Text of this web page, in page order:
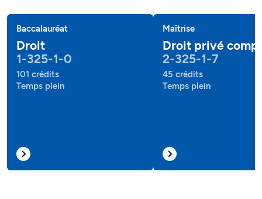
Baccalauréat
Droit
1-325-1-0
101 crédits
Temps plein
Maîtrise
Droit privé
2-325-1-7
45 crédits
Temps plein